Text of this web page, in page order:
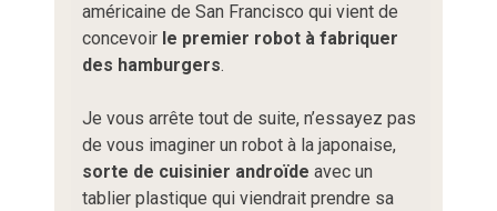
américaine de San Francisco qui vient de
concevoir le premier robot à fabriquer
des hamburgers.
Je vous arrête tout de suite, n’essayez pas
de vous imaginer un robot à la japonaise,
sorte de cuisinier androïde avec un
tablier plastique qui viendrait prendre sa